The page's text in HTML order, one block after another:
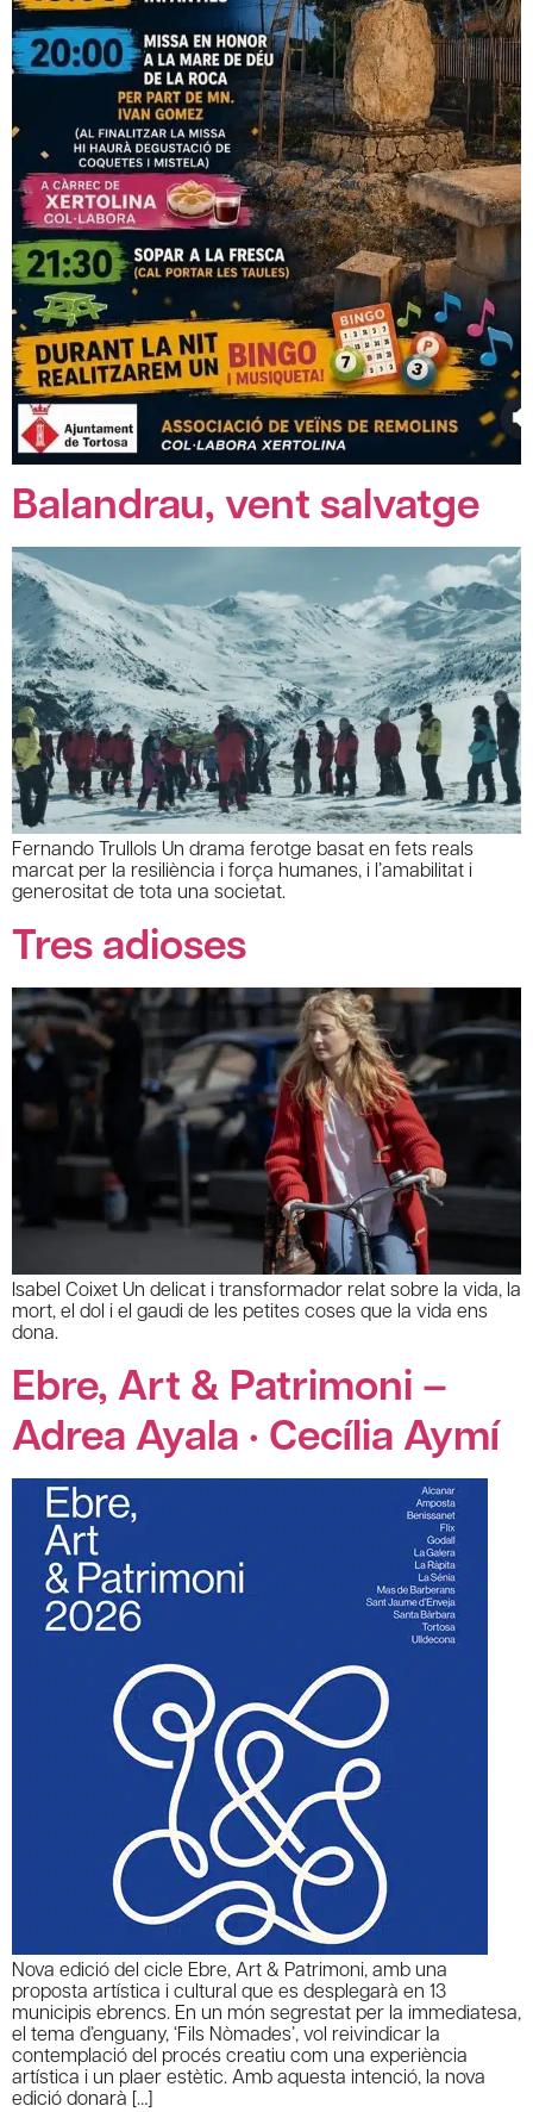
Balandrau, vent salvatge
Fernando Trullols Un drama ferotge basat en fets reals
marcat per la resiliència i força humanes, i l’amabilitat i
generositat de tota una societat.
Tres adioses
Isabel Coixet Un delicat i transformador relat sobre la vida, la
mort, el dol i el gaudi de les petites coses que la vida ens
dona.
Ebre, Art & Patrimoni –
Adrea Ayala · Cecília Aymí
Nova edició del cicle Ebre, Art & Patrimoni, amb una
proposta artística i cultural que es desplegarà en 13
municipis ebrencs. En un món segrestat per la immediatesa,
el tema d’enguany, ‘Fils Nòmades’, vol reivindicar la
contemplació del procés creatiu com una experiència
artística i un plaer estètic. Amb aquesta intenció, la nova
edició donarà […]